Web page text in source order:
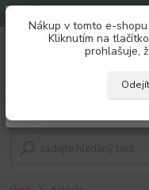
Nákup v tomto e-
Kliknutím na
prohlašuje,
Odejít
733 184 411
Po - Pá 8:00 - 16:00Zaregistruj se